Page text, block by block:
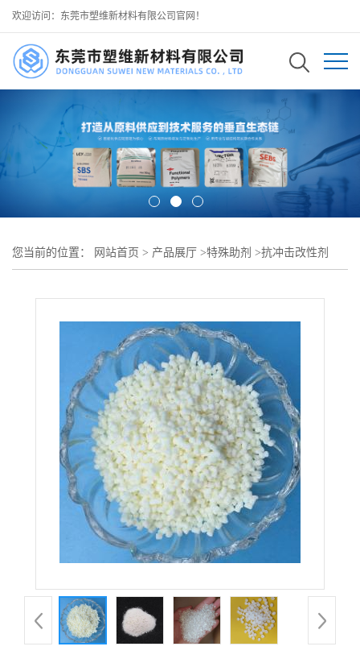
欢迎访问：东莞市塑维新材料有限公司官网！
您当前的位置： 网站首页 > 产品展厅 >特殊助剂 >抗冲击改性剂